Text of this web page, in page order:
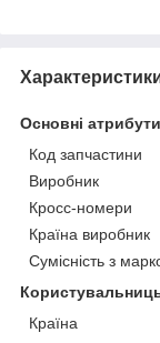
Основні атрибути
Код запчастини
Виробник
Кросс-номери
Країна виробник
Сумісність з
Країна